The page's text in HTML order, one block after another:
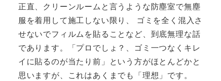
正直、 クリーンルームと言うような防塵室で無塵
服を着用して施工しない限り、
ゴミを全く混入さ
せないでフィルムを貼ることなど、到底無理な話
であります。
「プロでしょ？、ゴミ一つなくキレ
イに貼るのが当たり前」という方がほとんどかと
思いますが、これはあくまでも「理想」です。